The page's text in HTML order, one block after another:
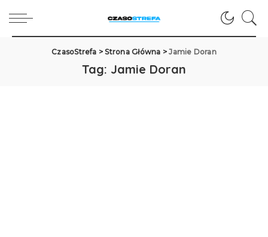
CzasoStrefa >Strona Główna >Jamie Doran
Tag: Jamie Doran